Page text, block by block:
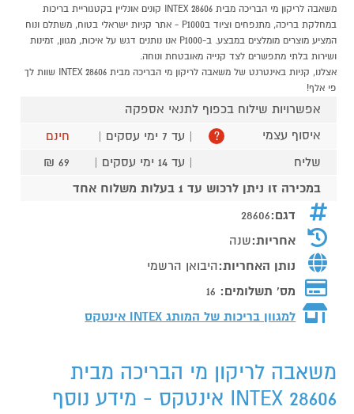
משאבה לריקון מי הבריכה מבית INTEX 28606 קונים אונליין בקטגוריית בריכות
במחלקת בריכה, מתנפחים וציוד בP1000 - אתר קניות ישראלי בטוח, משתלם ונוח
המציע מוצרים מומלצים במבצע. ב-P1000 אנו נותנים דגש על איכות, מגוון, זמינות
ושירות בלתי מתפשרים לצד קנייה מאובטחת ונוחה.
אצלנו, קניות באינטרנט של משאבה לריקון מי הבריכה מבית INTEX 28606 שוות לך
פי אלף!
אפשרויות שילוח בכפוף לתנאי אספקה
איסוף עצמי
? | עד 7 ימי עסקים |
חינם
שליח
| עד 14 ימי עסקים |
69 ₪
במכירה זו ניתן לרכוש עד 1 בעלות משלוח אחד
דגם:28606
אחריות:שנה
נותן האחריות:היבואן הרשמי
מס' תשלומים: 16
למגוון בריכות של המותג INTEX אינטקס
משאבה לריקון מי הבריכה מבית
INTEX 28606 אינטקס - מידע נוסף